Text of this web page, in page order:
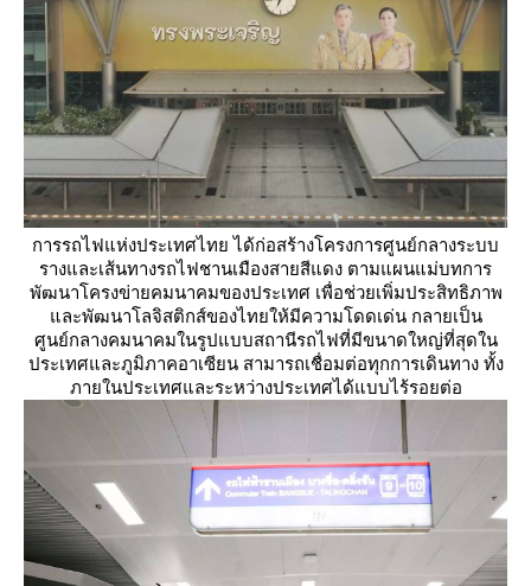
การรถไฟแห่งประเทศไทย ได้ก่อสร้างโครงการศูนย์กลางระบบ
รางและเส้นทางรถไฟชานเมืองสายสีแดง ตามแผนแม่บทการ
พัฒนาโครงข่ายคมนาคมของประเทศ เพื่อช่วยเพิ่มประสิทธิภาพ
ละพัฒนาโลจิสติกส์ของไทยให้มีความโดดเด่น กลายเป็น
ศูนย์กลางคมนาคมในรูปแบบสถานีรถไฟที่มีขนาดใหญ่ที่สุดใน
ประเทศและภูมิภาคอาเซียน สามารถเชื่อมต่อทุกการเดินทาง ทั้ง
ภายในประเทศและระหว่างประเทศได้แบบไร้รอยต่อ